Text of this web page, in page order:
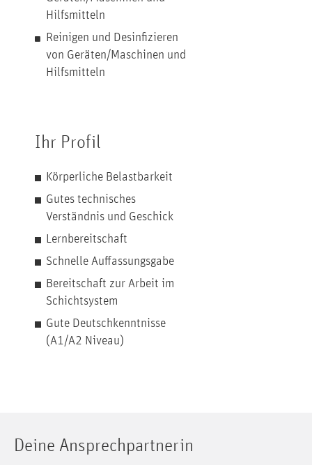
Hilfsmitteln
Reinigen und Desinfizieren
von Geräten/Maschinen und
Hilfsmitteln
Ihr Profil
Körperliche Belastbarkeit
Gutes technisches
Verständnis und Geschick
Lernbereitschaft
Schnelle Auffassungsgabe
Bereitschaft zur Arbeit im
Schichtsystem
Gute Deutschkenntnisse
(A1/A2 Niveau)
Deine Ansprechpartnerin